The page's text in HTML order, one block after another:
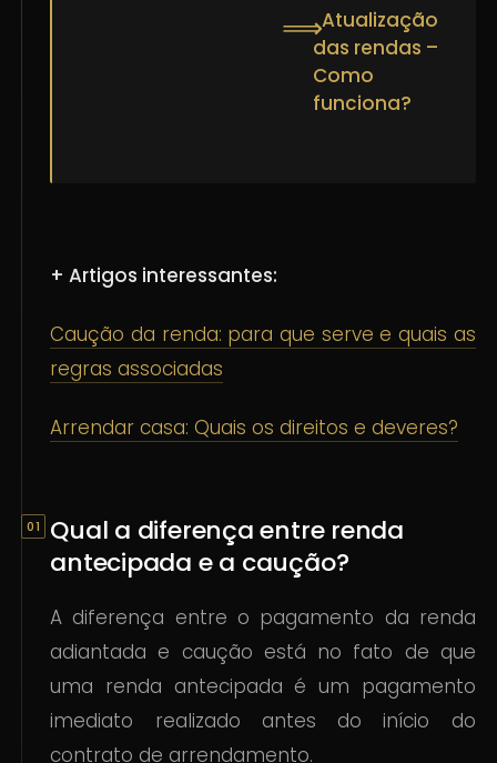
⟹Atualização
das rendas –
Como
funciona?
+ Artigos interessantes:
Caução da renda: para que serve e quais as
regras associadas
Arrendar casa: Quais os direitos e deveres?
Qual a diferença entre renda
antecipada e a caução?
A diferença entre o pagamento da renda
adiantada e caução está no fato de que
uma renda antecipada é um pagamento
imediato realizado antes do início do
contrato de arrendamento.